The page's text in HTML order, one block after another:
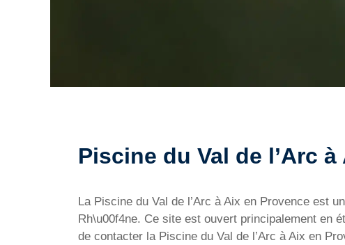
Piscine du Val de l’Arc
La Piscine du Val de l’Arc à Aix en Provence est
Rh\u00f4ne. Ce site est ouvert principalement en
de contacter la Piscine du Val de l’Arc à Aix en